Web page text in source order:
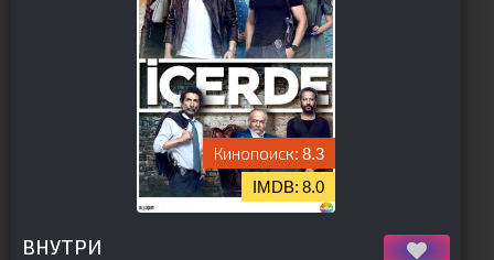
8.3
8.0
ВНУТРИ